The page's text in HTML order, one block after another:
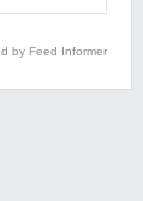
by Feed Informer